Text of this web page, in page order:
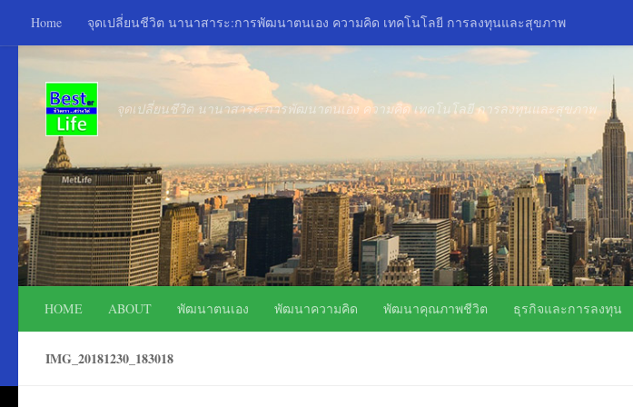
Skip to content
Home จุดเปลี่ยนชีวิต นานาสาระ:การพัฒนาตนเอง ความคิด เทคโนโลยี การลงทุนและสุขภาพ
จุดเปลี่ยนชีวิต นานาสาระ:การพัฒนาตนเอง ความคิด เทคโนโลยี การลงทุนและสุขภาพ
HOME ABOUT พัฒนาตนเอง พัฒนาความคิด พัฒนาคุณภาพชีวิต ธุรกิจและการลงทุน
IMG_20181230_183018